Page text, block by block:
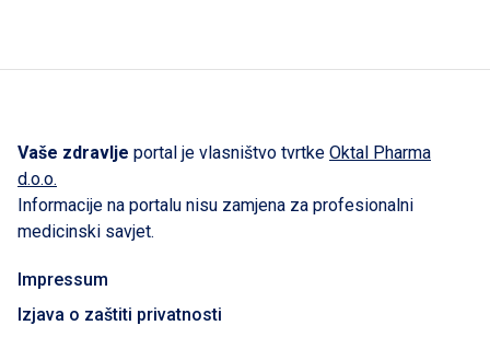
Vaše zdravlje portal je vlasništvo tvrtke Oktal Pharma
d.o.o.
Informacije na portalu nisu zamjena za profesionalni
medicinski savjet.
Impressum
Izjava o zaštiti privatnosti